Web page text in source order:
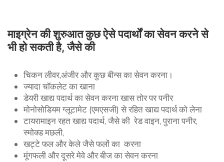
माइग्रेन की शुरुआत कुछ ऐसे पदार्थों का सेवन करने से
भी हो सकती है, जैसे की
चिकन लीवर,अंजीर और कुछ बीन्स का सेवन करना।
ज्यादा चॉकलेट का खाना
डेयरी खाद्य पदार्थ का सेवन करना खास तोर पर पनीर
मोनोसोडियम ग्लूटामेट (एमएसजी) से रहित खाद्य पदार्थ को लेना
टायरामाइन रहत खाद्य पदार्थ, जैसे की रेड वाइन, पुराना पनीर,
स्मोक्ड मछली,
खट्टे फल और केले जैसे फलों का करना
मूंगफली और दूसरे मेवे और बीज का सेवन करना